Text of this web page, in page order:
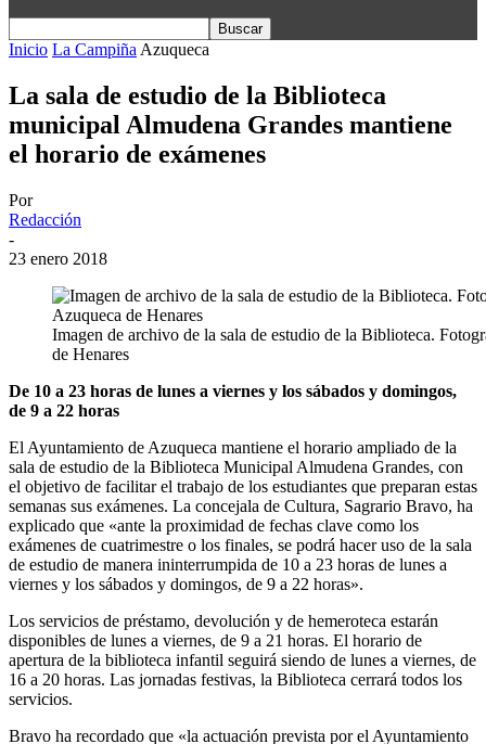
Inicio La Campiña Azuqueca
La sala de estudio de la Biblioteca
municipal Almudena Grandes mantiene
el horario de exámenes
Por
Redacción
-
23 enero 2018
Imagen de archivo de la sala de estudio de la Biblioteca.
de Henares
De 10 a 23 horas de lunes a viernes y los sábados y domingos,
de 9 a 22 horas
El Ayuntamiento de Azuqueca mantiene el horario ampliado de la
sala de estudio de la Biblioteca Municipal Almudena Grandes, con
el objetivo de facilitar el trabajo de los estudiantes que preparan estas
semanas sus exámenes. La concejala de Cultura, Sagrario Bravo, ha
explicado que «ante la proximidad de fechas clave como los
exámenes de cuatrimestre o los finales, se podrá hacer uso de la sala
de estudio de manera ininterrumpida de 10 a 23 horas de lunes a
viernes y los sábados y domingos, de 9 a 22 horas».
Los servicios de préstamo, devolución y de hemeroteca estarán
disponibles de lunes a viernes, de 9 a 21 horas. El horario de
apertura de la biblioteca infantil seguirá siendo de lunes a viernes, de
16 a 20 horas. Las jornadas festivas, la Biblioteca cerrará todos los
servicios.
Bravo ha recordado que «la actuación prevista por el Ayuntamiento